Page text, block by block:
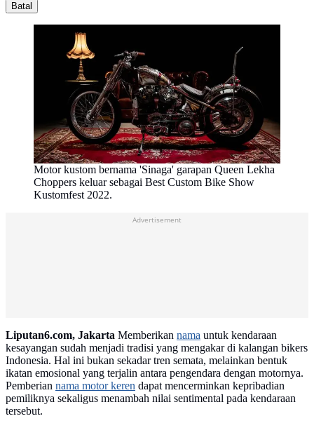
Batal
Motor kustom bernama 'Sinaga' garapan Queen Lekha
Choppers keluar sebagai Best Custom Bike Show
Kustomfest 2022.
Liputan6.com, Jakarta Memberikan nama untuk kendaraan
kesayangan sudah menjadi tradisi yang mengakar di kalangan bikers
Indonesia. Hal ini bukan sekadar tren semata, melainkan bentuk
ikatan emosional yang terjalin antara pengendara dengan motornya.
Pemberian nama motor keren dapat mencerminkan kepribadian
pemiliknya sekaligus menambah nilai sentimental pada kendaraan
tersebut.